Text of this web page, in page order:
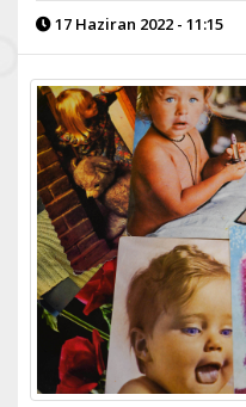
17 Haziran 2022 - 11:15